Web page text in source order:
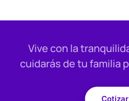
Vive con la
cuidarás de tu familia
Cotizar